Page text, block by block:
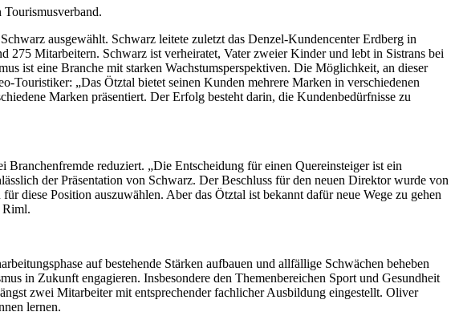
ausgewählt. Schwarz leitete zuletzt das Denzel-Kundencenter Erdberg in
Mitarbeitern. Schwarz ist verheiratet, Vater zweier Kinder und lebt in Sistrans bei
ist eine Branche mit starken Wachstumsperspektiven. Die Möglichkeit, an dieser
„Das Ötztal bietet seinen Kunden mehrere Marken in verschiedenen
Marken präsentiert. Der Erfolg besteht darin, die Kundenbedürfnisse zu
reduziert. „Die Entscheidung für einen Quereinsteiger ist ein
der Präsentation von Schwarz. Der Beschluss für den neuen Direktor wurde von
diese Position auszuwählen. Aber das Ötztal ist bekannt dafür neue Wege zu gehen
Riml.
auf bestehende Stärken aufbauen und allfällige Schwächen beheben
in Zukunft engagieren. Insbesondere den Themenbereichen Sport und Gesundheit
zwei Mitarbeiter mit entsprechender fachlicher Ausbildung eingestellt. Oliver
lernen.